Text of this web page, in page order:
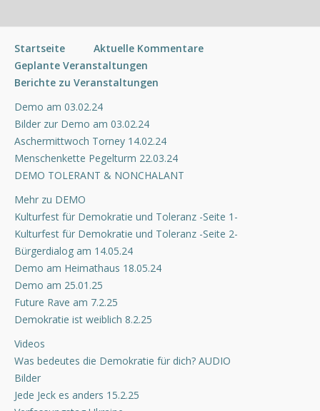
Startseite
Aktuelle Kommentare
Geplante Veranstaltungen
Berichte zu Veranstaltungen
Demo am 03.02.24
Bilder zur Demo am 03.02.24
Aschermittwoch Torney 14.02.24
Menschenkette Pegelturm 22.03.24
DEMO TOLERANT & NONCHALANT
Mehr zu DEMO
Kulturfest für Demokratie und Toleranz -Seite 1-
Kulturfest für Demokratie und Toleranz -Seite 2-
Bürgerdialog am 14.05.24
Demo am Heimathaus 18.05.24
Demo am 25.01.25
Future Rave am 7.2.25
Demokratie ist weiblich 8.2.25
Videos
Was bedeutes die Demokratie für dich? AUDIO
Bilder
Jede Jeck es anders 15.2.25